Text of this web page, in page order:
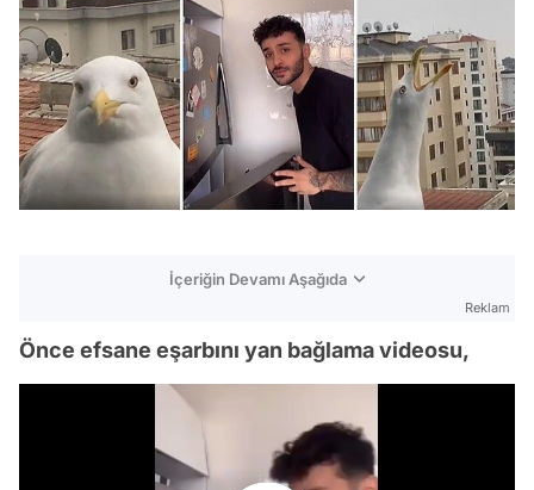
İçeriğin Devamı Aşağıda
Reklam
Önce efsane eşarbını yan bağlama videosu,